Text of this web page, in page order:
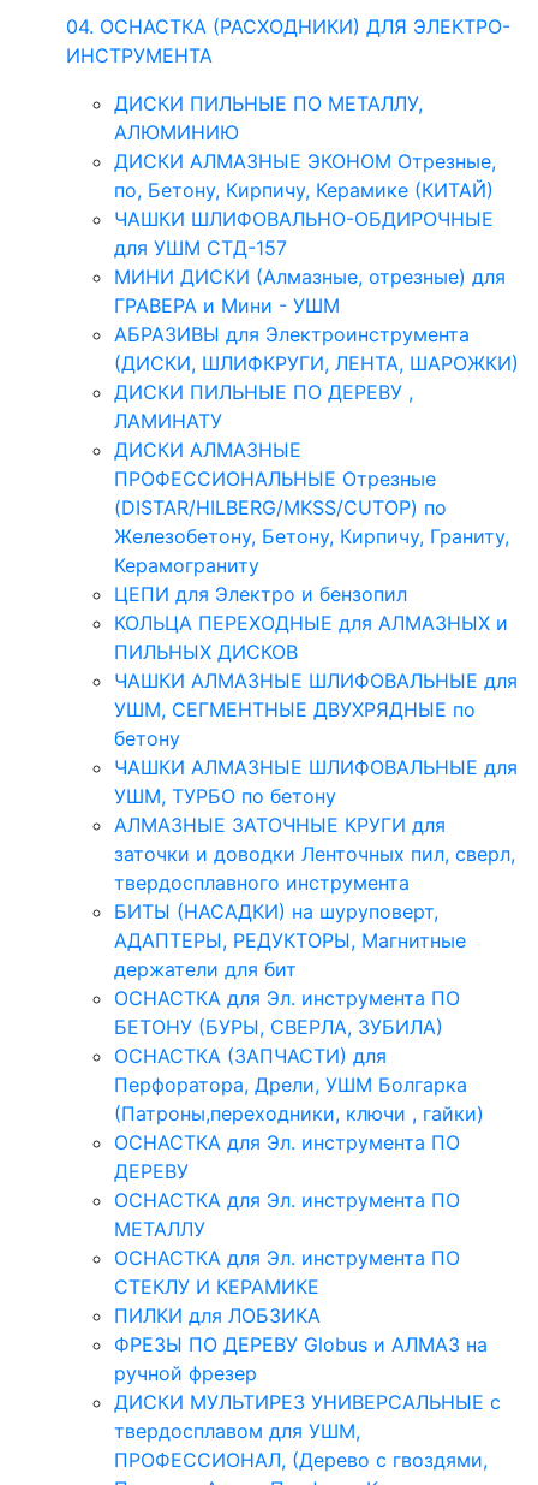
04. ОСНАСТКА (РАСХОДНИКИ) ДЛЯ ЭЛЕКТРО-
ИНСТРУМЕНТА
ДИСКИ ПИЛЬНЫЕ ПО МЕТАЛЛУ,
АЛЮМИНИЮ
ДИСКИ АЛМАЗНЫЕ ЭКОНОМ Отрезные,
по, Бетону, Кирпичу, Керамике (КИТАЙ)
ЧАШКИ ШЛИФОВАЛЬНО-ОБДИРОЧНЫЕ
для УШМ СТД-157
МИНИ ДИСКИ (Алмазные, отрезные) для
ГРАВЕРА и Мини - УШМ
АБРАЗИВЫ для Электроинструмента
(ДИСКИ, ШЛИФКРУГИ, ЛЕНТА, ШАРОЖКИ)
ДИСКИ ПИЛЬНЫЕ ПО ДЕРЕВУ ,
ЛАМИНАТУ
ДИСКИ АЛМАЗНЫЕ
ПРОФЕССИОНАЛЬНЫЕ Отрезные
(DISTAR/HILBERG/MKSS/CUTOP) по
Железобетону, Бетону, Кирпичу, Граниту,
Керамограниту
ЦЕПИ для Электро и бензопил
КОЛЬЦА ПЕРЕХОДНЫЕ для АЛМАЗНЫХ и
ПИЛЬНЫХ ДИСКОВ
ЧАШКИ АЛМАЗНЫЕ ШЛИФОВАЛЬНЫЕ для
УШМ, СЕГМЕНТНЫЕ ДВУХРЯДНЫЕ по
бетону
ЧАШКИ АЛМАЗНЫЕ ШЛИФОВАЛЬНЫЕ для
УШМ, ТУРБО по бетону
АЛМАЗНЫЕ ЗАТОЧНЫЕ КРУГИ для
заточки и доводки Ленточных пил, сверл,
твердосплавного инструмента
БИТЫ (НАСАДКИ) на шуруповерт,
АДАПТЕРЫ, РЕДУКТОРЫ, Магнитные
держатели для бит
ОСНАСТКА для Эл. инструмента ПО
БЕТОНУ (БУРЫ, СВЕРЛА, ЗУБИЛА)
ОСНАСТКА (ЗАПЧАСТИ) для
Перфоратора, Дрели, УШМ Болгарка
(Патроны,переходники, ключи , гайки)
ОСНАСТКА для Эл. инструмента ПО
ДЕРЕВУ
ОСНАСТКА для Эл. инструмента ПО
МЕТАЛЛУ
ОСНАСТКА для Эл. инструмента ПО
СТЕКЛУ И КЕРАМИКЕ
ПИЛКИ для ЛОБЗИКА
ФРЕЗЫ ПО ДЕРЕВУ Globus и АЛМАЗ на
ручной фрезер
ДИСКИ МУЛЬТИРЕЗ УНИВЕРСАЛЬНЫЕ с
твердосплавом для УШМ,
ПРОФЕССИОНАЛ, (Дерево с гвоздями,